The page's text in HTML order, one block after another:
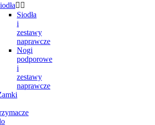
 
Siodła
i
zestawy
naprawcze
Nogi
podporowe
i
zestawy
naprawcze